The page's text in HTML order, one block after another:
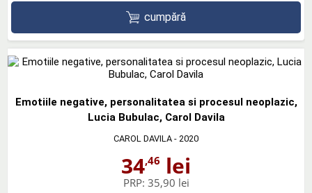
cumpără
Emotiile negative, personalitatea si procesul neoplazic,
Lucia Bubulac, Carol Davila
CAROL DAVILA - 2020
34,46 lei
PRP: 35,90 lei